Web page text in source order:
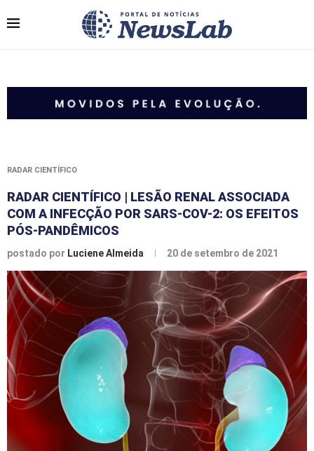
RADAR CIENTÍFICO
RADAR CIENTÍFICO | LESÃO RENAL ASSOCIADA
COM A INFECÇÃO POR SARS-COV-2: OS EFEITOS
PÓS-PANDÊMICOS
postado por Luciene Almeida 20 de setembro de 2021